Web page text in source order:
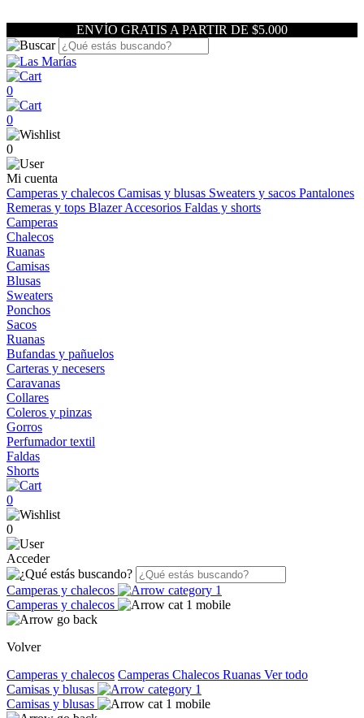
ENVÍO GRATIS A PARTIR DE $5.000
0
0
0
Mi cuenta
Camperas y chalecos Camisas y blusas Sweaters y sacos Pantalones
Remeras y tops BlazerAccesorios Faldas y shorts
Camperas
Chalecos
Ruanas
Camisas
Blusas
Sweaters
Ponchos
Sacos
Ruanas
Bufandas y pañuelos
Carteras y necesers
Caravanas
Collares
Coleros y pinzas
Gorros
Perfumador textil
Faldas
Shorts
0
0
Acceder
Camperas y chalecos
Camperas y chalecos
Volver
Camperas y chalecos Camperas Chalecos Ruanas Ver todo
Camisas y blusas
Camisas y blusas